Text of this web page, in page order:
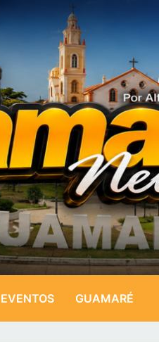
EVENTOS GUAMARÉ